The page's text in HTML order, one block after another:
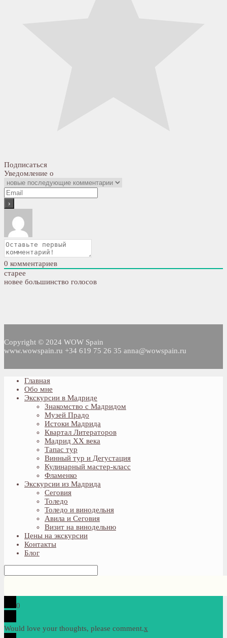
Подписаться
Уведомление о
0 комментариев
старее
новее большинство голосов
Copyright © 2024 WOW Spain
www.wowspain.ru +34 619 75 26 35 anna@wowspain.ru
Главная
Обо мне
Экскурсии в Мадриде
Знакомство с Мадридом
Музей Прадо
Истоки Мадрида
Квартал Литераторов
Мадрид XX века
Тапас тур
Винный тур и Дегустация
Кулинарный мастер-класс
Фламенко
Экскурсии из Мадрида
Сеговия
Толедо
Толедо и винодельня
Авила и Сеговия
Визит на винодельню
Цены на экскурсии
Контакты
Блог
0
Would love your thoughts, please comment.x